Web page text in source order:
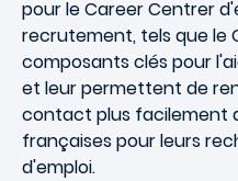
pour le Career Centrer
recrutement, tels que le
composants clés pour
et leur permettent de
contact plus facilement
françaises pour leurs
d'emploi.